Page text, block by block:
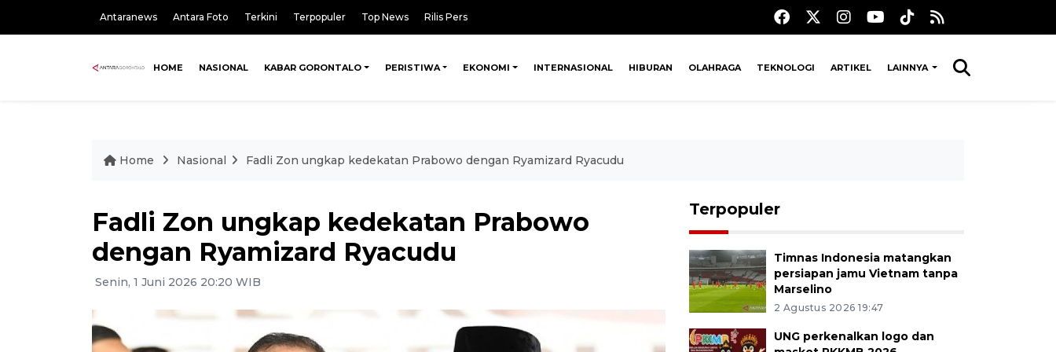
Antaranews Antara Foto Terkini Terpopuler Top News Rilis Pers
HOME NASIONAL KABAR GORONTALO PERISTIWA EKONOMI INTERNASIONAL HIBURAN OLAHRAGA TEKNOLOGI ARTIKEL LAINNYA
Home Nasional Fadli Zon ungkap kedekatan Prabowo dengan Ryamizard Ryacudu
Fadli Zon ungkap kedekatan Prabowo
dengan Ryamizard Ryacudu
Senin, 1 Juni 2026 20:20 WIB
Terpopuler
Timnas Indonesia matangkan
persiapan jamu Vietnam tanpa
Marselino
2 Agustus 2026 19:47
UNG perkenalkan logo dan